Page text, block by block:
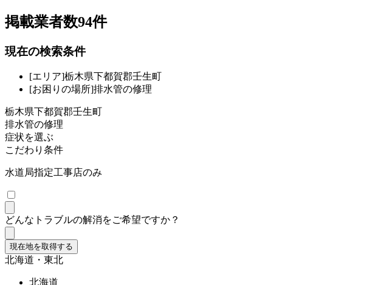
掲載業者数94件
現在の検索条件
[エリア]栃木県下都賀郡壬生町
[お困りの場所]排水管の修理
栃木県下都賀郡壬生町
排水管の修理
症状を選ぶ
こだわり条件
水道局指定工事店のみ
どんなトラブルの解消をご希望ですか？
現在地を取得する
北海道・東北
北海道